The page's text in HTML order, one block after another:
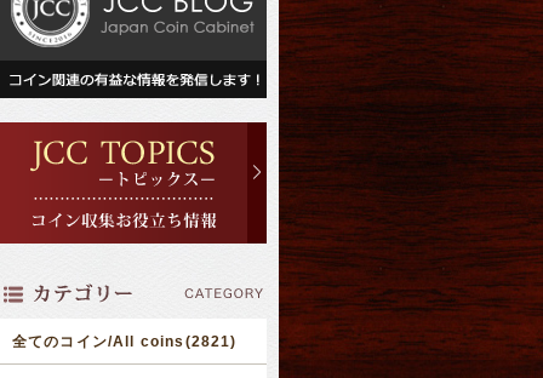
全てのコイン/All coins(2821)